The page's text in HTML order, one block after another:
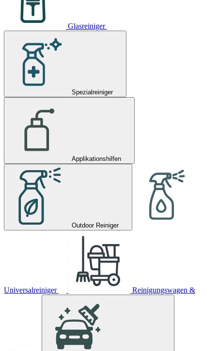
Glasreiniger
Spezialreiniger
Applikationshilfen
Outdoor Reiniger
Universalreiniger Reinigungswagen &